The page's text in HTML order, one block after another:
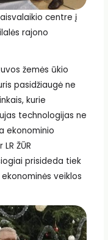
centre į
rajono
žemės ūkio
pasidžiaugė ne
kurie
technologijas ne
ekonominio
ŽŪR
prisideda tiek
veiklos